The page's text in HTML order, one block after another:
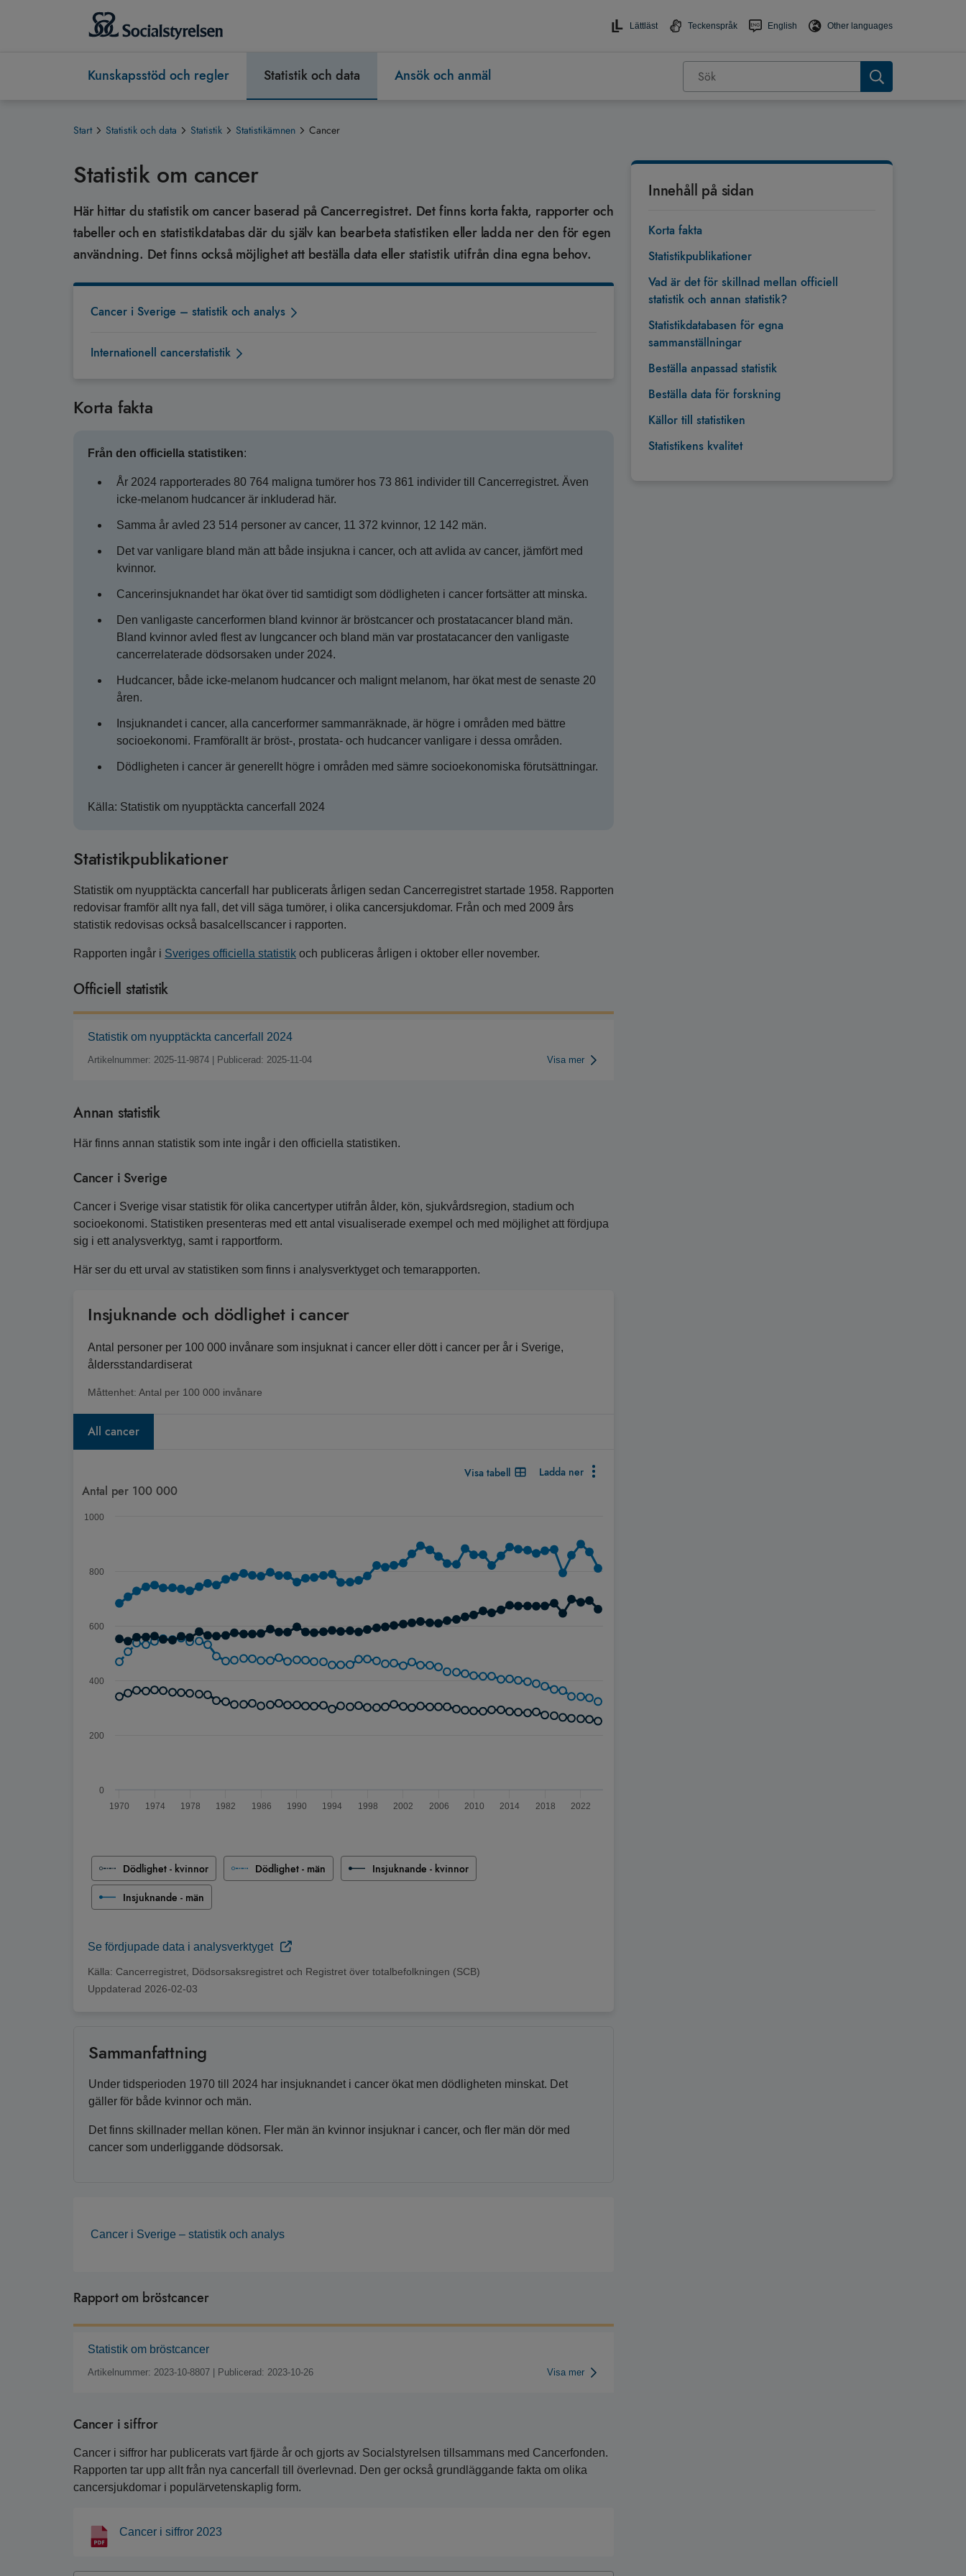
Lättläst Teckenspråk English Other languages
Kunskapsstöd och regler Statistik och data Ansök och anmäl
Start Statistik och data Statistik Statistikämnen Cancer
Innehåll på sidan
Korta fakta
Statistikpublikationer
Vad är det för skillnad mellan officiell
statistik och annan statistik?
Statistikdatabasen för egna
sammanställningar
Beställa anpassad statistik
Beställa data för forskning
Källor till statistiken
Statistikens kvalitet
Statistik om cancer
Här hittar du statistik om cancer baserad på Cancerregistret. Det finns korta fakta, rapporter och
tabeller och en statistikdatabas där du själv kan bearbeta statistiken eller ladda ner den för egen
användning. Det finns också möjlighet att beställa data eller statistik utifrån dina egna behov.
Cancer i Sverige – statistik och analys
Internationell cancerstatistik
Korta fakta
Från den officiella statistiken:
År 2024 rapporterades 80 764 maligna tumörer hos 73 861 individer till Cancerregistret. Även
icke-melanom hudcancer är inkluderad här.
Samma år avled 23 514 personer av cancer, 11 372 kvinnor, 12 142 män.
Det var vanligare bland män att både insjukna i cancer, och att avlida av cancer, jämfört med
kvinnor.
Cancerinsjuknandet har ökat över tid samtidigt som dödligheten i cancer fortsätter att minska.
Den vanligaste cancerformen bland kvinnor är bröstcancer och prostatacancer bland män.
Bland kvinnor avled flest av lungcancer och bland män var prostatacancer den vanligaste
cancerrelaterade dödsorsaken under 2024.
Hudcancer, både icke-melanom hudcancer och malignt melanom, har ökat mest de senaste 20
åren.
Insjuknandet i cancer, alla cancerformer sammanräknade, är högre i områden med bättre
socioekonomi. Framförallt är bröst-, prostata- och hudcancer vanligare i dessa områden.
Dödligheten i cancer är generellt högre i områden med sämre socioekonomiska förutsättningar.
Källa: Statistik om nyupptäckta cancerfall 2024
Statistikpublikationer
Statistik om nyupptäckta cancerfall har publicerats årligen sedan Cancerregistret startade 1958. Rapporten
redovisar framför allt nya fall, det vill säga tumörer, i olika cancersjukdomar. Från och med 2009 års
statistik redovisas också basalcellscancer i rapporten.
Rapporten ingår i Sveriges officiella statistik och publiceras årligen i oktober eller november.
Officiell statistik
Statistik om nyupptäckta cancerfall 2024
Artikelnummer: 2025-11-9874 Publicerad: 2025-11-04 Visa mer
Annan statistik
Här finns annan statistik som inte ingår i den officiella statistiken.
Cancer i Sverige
Cancer i Sverige visar statistik för olika cancertyper utifrån ålder, kön, sjukvårdsregion, stadium och
socioekonomi. Statistiken presenteras med ett antal visualiserade exempel och med möjlighet att fördjupa
sig i ett analysverktyg, samt i rapportform.
Här ser du ett urval av statistiken som finns i analysverktyget och temarapporten.
Insjuknande och dödlighet i cancer
Antal personer per 100 000 invånare som insjuknat i cancer eller dött i cancer per år i Sverige,
åldersstandardiserat
Måttenhet: Antal per 100 000 invånare
All cancer
Visa tabell Ladda ner
Diagram
Diagram med upp till 6 serier. När det finns flera serier kan du välja vilka som ska visas eller döljas i reglage efter diagrammet.
Antal per 100 000
0
200
400
600
800
1000
1970 1974 1978 1982 1986 1990 1994 1998 2002 2006 2010 2014 2018 2022
Dödlighet - kvinnor Dödlighet - män
Insjuknande - kvinnor
Insjuknande - män
Se fördjupade data i analysverktyget
Källa: Cancerregistret, Dödsorsaksregistret och Registret över totalbefolkningen (SCB)
Uppdaterad 2026-02-03
Sammanfattning
Under tidsperioden 1970 till 2024 har insjuknandet i cancer ökat men dödligheten minskat. Det
gäller för både kvinnor och män.
Det finns skillnader mellan könen. Fler män än kvinnor insjuknar i cancer, och fler män dör med
cancer som underliggande dödsorsak.
Cancer i Sverige – statistik och analys
Rapport om bröstcancer
Statistik om bröstcancer
Artikelnummer: 2023-10-8807 Publicerad: 2023-10-26 Visa mer
Cancer i siffror
Cancer i siffror har publicerats vart fjärde år och gjorts av Socialstyrelsen tillsammans med Cancerfonden.
Rapporten tar upp allt från nya cancerfall till överlevnad. Den ger också grundläggande fakta om olika
cancersjukdomar i populärvetenskaplig form.
Cancer i siffror 2023